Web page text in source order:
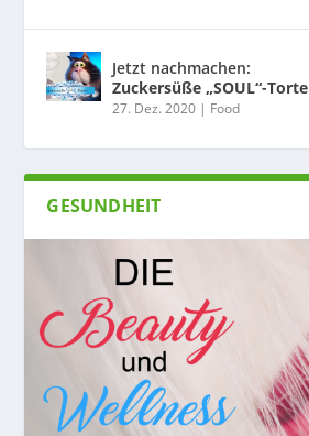
Jetzt nachmachen:
Zuckersüße „SOUL“-Torte
27. Dez. 2020 | Food
GESUNDHEIT